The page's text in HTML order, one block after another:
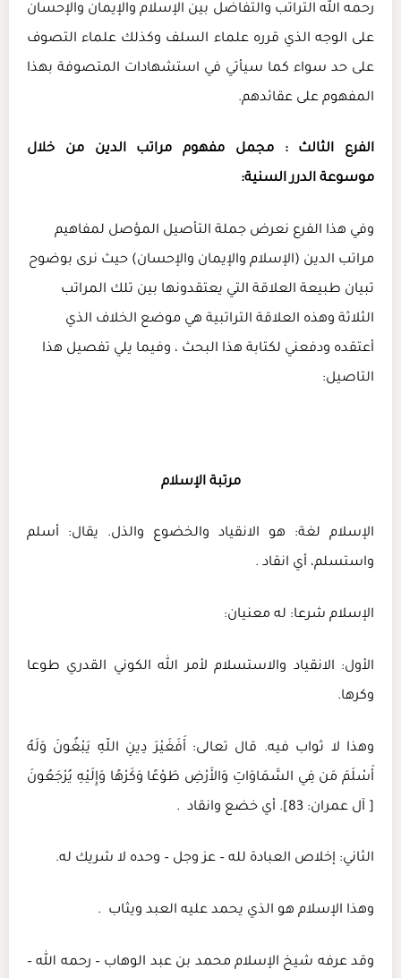
رحمه الله التراتب والتفاضل بين الإسلام والإيمان والإحسان
على الوجه الذي قرره علماء السلف وكذلك علماء التصوف
على حد سواء كما سيأتي في استشهادات المتصوفة بهذا
المفهوم على عقائدهم.
الفرع الثالث : مجمل مفهوم مراتب الدين من خلال
موسوعة الدرر السنية:
وفي هذا الفرع نعرض جملة التأصيل المؤصل لمفاهيم
مراتب الدين (الإسلام والإيمان والإحسان) حيث نرى بوضوح
تبيان طبيعة العلاقة التي يعتقدونها بين تلك المراتب
الثلاثة وهذه العلاقة التراتبية هي موضع الخلاف الذي
أعتقده ودفعني لكتابة هذا البحث ، وفيما يلي تفصيل هذا
التاصيل:
مرتبة الإسلام
الإسلام لغة: هو الانقياد والخضوع والذل. يقال: أسلم
واستسلم، أي انقاد .
الإسلام شرعا: له معنيان:
الأول: الانقياد والاستسلام لأمر الله الكوني القدري طوعا
وكرها.
وهذا لا ثواب فيه. قال تعالى: أَفَغَيْرَ دِينِ اللّهِ يَبْغُونَ وَلَهُ
أَسْلَمَ مَن فِي السَّمَاوَاتِ وَالأَرْضِ طَوْعًا وَكَرْهًا وَإِلَيْهِ يُرْجَعُونَ
[ آل عمران: 83]. أي خضع وانقاد .
الثاني: إخلاص العبادة لله – عز وجل – وحده لا شريك له.
وهذا الإسلام هو الذي يحمد عليه العبد ويثاب .
وقد عرفه شيخ الإسلام محمد بن عبد الوهاب – رحمه الله –